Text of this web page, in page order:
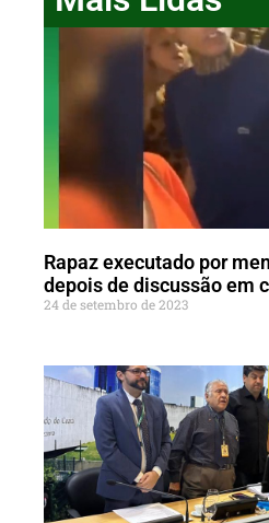
Rapaz executado por
depois de discussão em
24 de setembro de 2023